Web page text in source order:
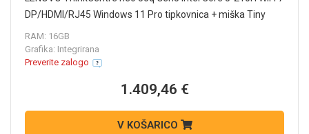
DP/HDMI/RJ45 Windows 11 Pro tipkovnica + miška Tiny
namizni računalnik 13B9001QZY
RAM: 16GB
Grafika: Integrirana
Preverite zalogo
1.409,46 €
V KOŠARICO